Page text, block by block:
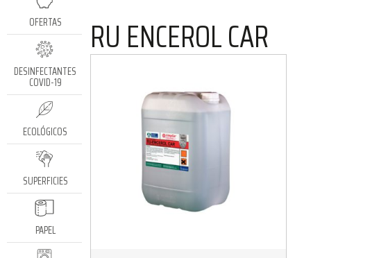
OFERTAS
DESINFECTANTES
COVID-19
ECOLÓGICOS
SUPERFICIES
PAPEL
RU ENCEROL CAR